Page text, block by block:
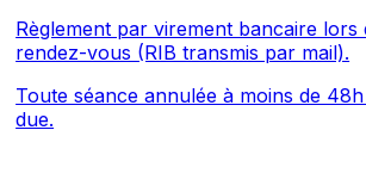
Règlement par virement bancaire lors
rendez-vous (RIB transmis par mail).
Toute séance annulée à moins de
due.